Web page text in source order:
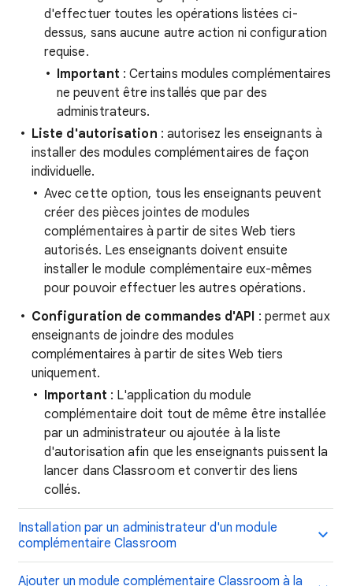
d'effectuer toutes les opérations listées ci-
dessus, sans aucune autre action ni configuration
requise.
Important : Certains modules complémentaires
ne peuvent être installés que par des
administrateurs.
Liste d'autorisation : autorisez les enseignants à
installer des modules complémentaires de façon
individuelle.
Avec cette option, tous les enseignants peuvent
créer des pièces jointes de modules
complémentaires à partir de sites Web tiers
autorisés. Les enseignants doivent ensuite
installer le module complémentaire eux-mêmes
pour pouvoir effectuer les autres opérations.
Configuration de commandes d'API : permet aux
enseignants de joindre des modules
complémentaires à partir de sites Web tiers
uniquement.
Important : L'application du module
complémentaire doit tout de même être installée
par un administrateur ou ajoutée à la liste
d'autorisation afin que les enseignants puissent la
lancer dans Classroom et convertir des liens
collés.
Installation par un administrateur d'un module
complémentaire Classroom
Ajouter un module complémentaire Classroom à la